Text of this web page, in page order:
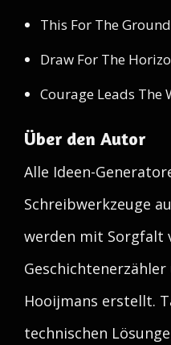
This For The Ground
Draw For The
Courage Leads The
Über den Autor
Alle Ideen-
Schreibwerkzeuge
werden mit Sorgfalt
Hooijmans erstellt.
technischen